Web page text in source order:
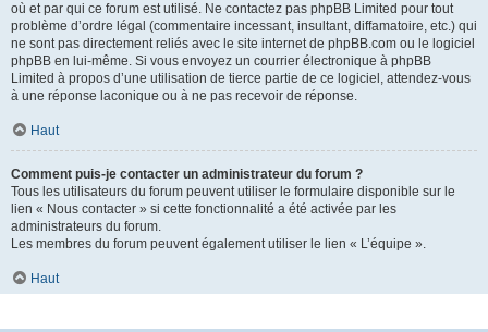
où et par qui ce forum est utilisé. Ne contactez pas phpBB Limited pour tout
problème d’ordre légal (commentaire incessant, insultant, diffamatoire, etc.) qui
ne sont pas directement reliés avec le site internet de phpBB.com ou le logiciel
phpBB en lui-même. Si vous envoyez un courrier électronique à phpBB
Limited à propos d’une utilisation de tierce partie de ce logiciel, attendez-vous
à une réponse laconique ou à ne pas recevoir de réponse.
Haut
Comment puis-je contacter un administrateur du forum ?
Tous les utilisateurs du forum peuvent utiliser le formulaire disponible sur le
lien « Nous contacter » si cette fonctionnalité a été activée par les
administrateurs du forum.
Les membres du forum peuvent également utiliser le lien « L’équipe ».
Haut